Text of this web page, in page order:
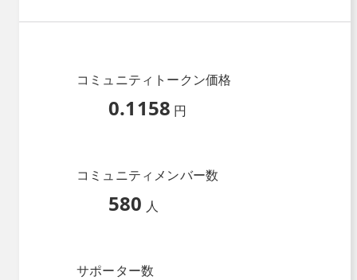
コミュニティトークン価格
0.1158 円
コミュニティメンバー数
580 人
サポーター数